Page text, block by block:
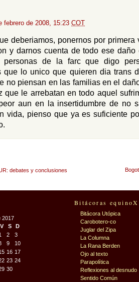
febrero de 2008, 15:23 COT
deberiamos, ponernos por primera
y darnos cuenta de todo ese daño
personas de la farc que digo
que lo unico que quieren dia trans
no piensan en las familias en el
que le arrebatan en todo aquel
aun en la insertidumbre de no
vida, pienso que ya es suficiente
debates y conclusiones
2017
V S D
2
3
9
10
16 17
23 24
30
Bitácoras
Bitácora Utópica
Carobotero-co
Juglar del Zipa
La Columna
La Rana Berden
Ojo al texto
Parapolítica
Reflexiones al desnudo
Sentido Común